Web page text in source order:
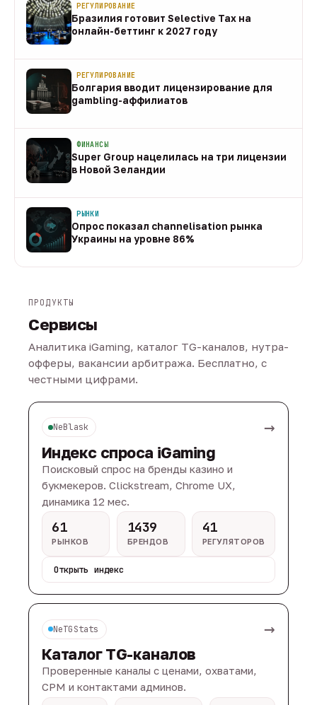
РЕГУЛИРОВАНИЕ
Бразилия готовит Selective Tax на
онлайн-беттинг к 2027 году
РЕГУЛИРОВАНИЕ
Болгария вводит лицензирование для
gambling-аффилиатов
ФИНАНСЫ
Super Group нацелилась на три лицензии
в Новой Зеландии
РЫНКИ
Опрос показал channelisation рынка
Украины на уровне 86%
ПРОДУКТЫ
Сервисы
Аналитика iGaming, каталог TG-каналов, нутра-
офферы, вакансии арбитража. Бесплатно, с
честными цифрами.
NeBlask →
Индекс спроса iGaming
Поисковый спрос на бренды казино и
букмекеров. Clickstream, Chrome UX,
динамика 12 мес.
61
РЫНКОВ
1439
БРЕНДОВ
41
РЕГУЛЯТОРОВ
Открыть индекс
NeTGStats →
Каталог TG-каналов
Проверенные каналы с ценами, охватами,
CPM и контактами админов.